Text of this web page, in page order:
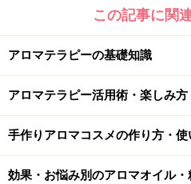
この記事に関
アロマテラピーの基礎知識
アロマテラピー活用術・楽しみ方
手作りアロマコスメの作り方・使
効果・お悩み別のアロマオイル・